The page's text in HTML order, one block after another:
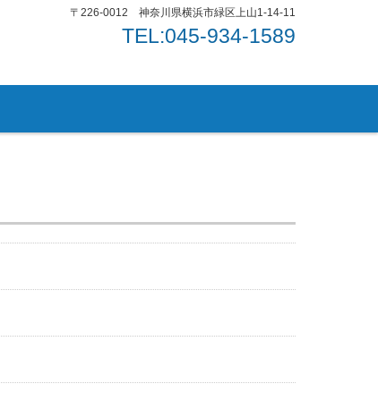
〒226-0012 神奈川県横浜市緑区上山1-14-11
TEL:045-934-1589